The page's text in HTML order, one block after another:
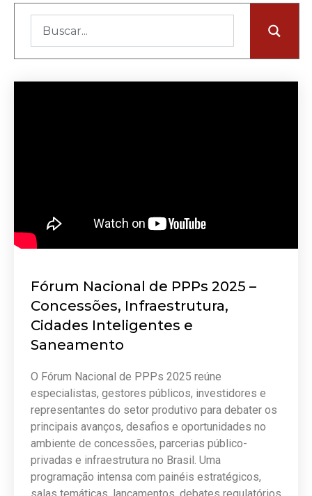
Fórum Nacional de PPPs 2025 –
Concessões, Infraestrutura,
Cidades Inteligentes e
Saneamento
O Fórum Nacional de PPPs 2025 reúne
especialistas, gestores públicos, investidores e
representantes do setor produtivo para debater os
principais avanços, desafios e oportunidades no
ambiente de concessões, parcerias público-
privadas e infraestrutura no Brasil. Uma
programação intensa com painéis estratégicos,